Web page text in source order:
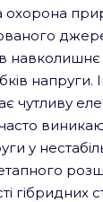
охорона
напруги.
чутливу
у
гібридних